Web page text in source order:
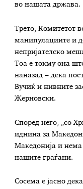
во нашата држава.
Трето, Комитетот
манипулациите и
непријателско
Тоа е токму она
наназад – дека
Вучиќ и нивните
Жерновски.
Според него, „со
иднина за
Македонија и нема
нашите граѓани.
Сосема е јасно